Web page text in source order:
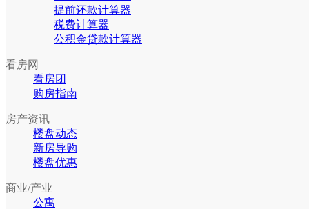
提前还款计算器
税费计算器
公积金贷款计算器
看房网
看房团
购房指南
房产资讯
楼盘动态
新房导购
楼盘优惠
商业/产业
公寓